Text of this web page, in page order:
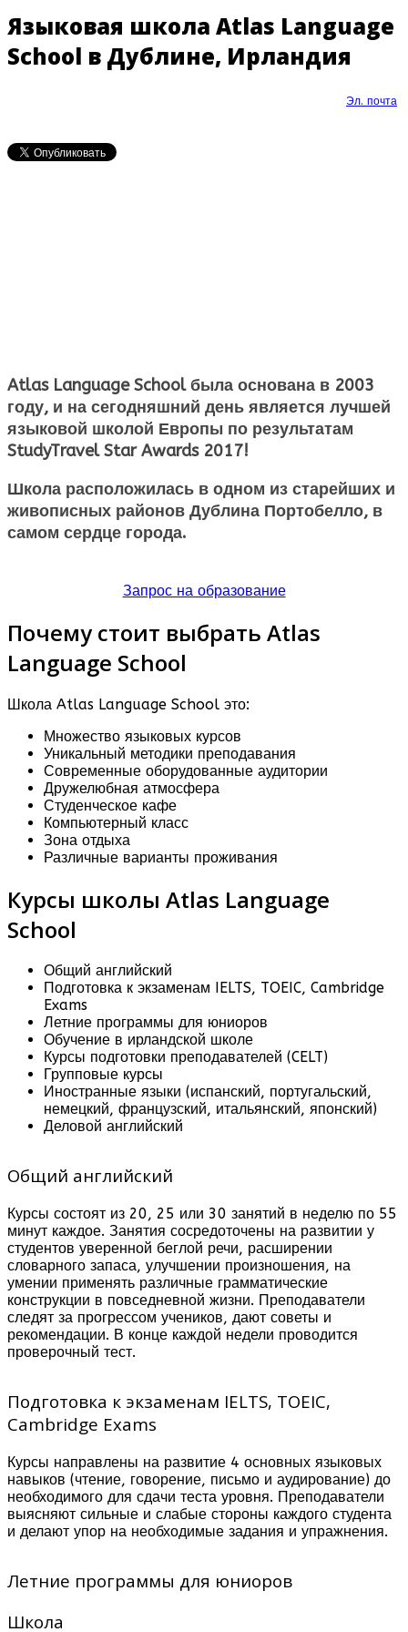
Языковая школа Atlas Language
School в Дублине, Ирландия
Эл. почта
Atlas Language School была основана в 2003
году, и на сегодняшний день является лучшей
языковой школой Европы по результатам
StudyTravel Star Awards 2017!
Школа расположилась в одном из старейших и
живописных районов Дублина Портобелло, в
самом сердце города.
Запрос на образование
Почему стоит выбрать Atlas
Language School
Школа Atlas Language School это:
Множество языковых курсов
Уникальный методики преподавания
Современные оборудованные аудитории
Дружелюбная атмосфера
Студенческое кафе
Компьютерный класс
Зона отдыха
Различные варианты проживания
Курсы школы Atlas Language
School
Общий английский
Подготовка к экзаменам IELTS, TOEIC, Cambridge
Exams
Летние программы для юниоров
Обучение в ирландской школе
Курсы подготовки преподавателей (CELT)
Групповые курсы
Иностранные языки (испанский, португальский,
немецкий, французский, итальянский, японский)
Деловой английский
Общий английский
Курсы состоят из 20, 25 или 30 занятий в неделю по 55
минут каждое. Занятия сосредоточены на развитии у
студентов уверенной беглой речи, расширении
словарного запаса, улучшении произношения, на
умении применять различные грамматические
конструкции в повседневной жизни. Преподаватели
следят за прогрессом учеников, дают советы и
рекомендации. В конце каждой недели проводится
проверочный тест.
Подготовка к экзаменам IELTS, TOEIC,
Cambridge Exams
Курсы направлены на развитие 4 основных языковых
навыков (чтение, говорение, письмо и аудирование) до
необходимого для сдачи теста уровня. Преподаватели
выясняют сильные и слабые стороны каждого студента
и делают упор на необходимые задания и упражнения.
Летние программы для юниоров
Школа